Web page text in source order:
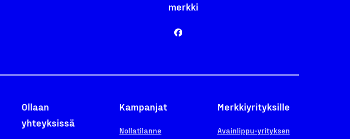
merkki
Ollaan
yhteyksissä
Kampanjat
Nollatilanne
Merkkiyrityksille
Avainlippu-yrityksen